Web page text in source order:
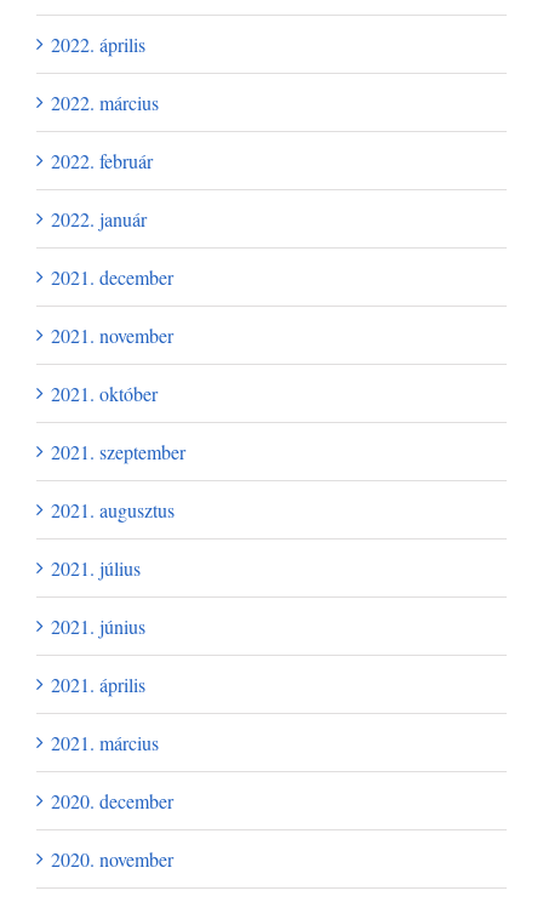
2022. április
2022. március
2022. február
2022. január
2021. december
2021. november
2021. október
2021. szeptember
2021. augusztus
2021. július
2021. június
2021. április
2021. március
2020. december
2020. november